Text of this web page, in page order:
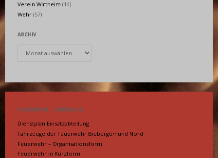
Verein Wirtheim (14)
Wehr (57)
ARCHIV
FEUERWEHR – ÜBERBLICK
Dienstplan Einsatzabteilung
Fahrzeuge der Feuerwehr Biebergemünd Nord
Feuerwehr – Organisationsform
Feuerwehr in Kurzform